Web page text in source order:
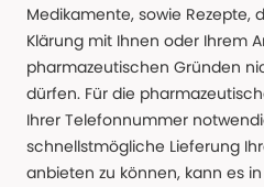
Medikamente, sowie Rezepte,
Klärung mit Ihnen oder Ihrem
pharmazeutischen Gründen
dürfen. Für die
Ihrer Telefonnummer
schnellstmögliche Lieferung
anbieten zu können, kann es